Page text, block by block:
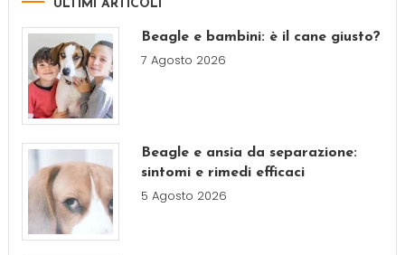
ULTIMI ARTICOLI
Beagle e bambini: è il cane giusto?
7 Agosto 2026
Beagle e ansia da separazione:
sintomi e rimedi efficaci
5 Agosto 2026